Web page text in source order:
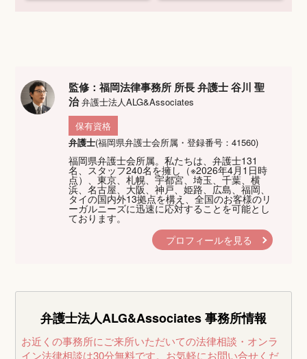
監修：福岡法律事務所 所長 弁護士 谷川 聖
治弁護士法人ALG&Associates
保有資格
弁護士(福岡県弁護士会所属・登録番号：41560)
福岡県弁護士会所属。私たちは、弁護士131
名、スタッフ240名を擁し（※2026年4月1日時
点）、東京、札幌、宇都宮、埼玉、千葉、横
浜、名古屋、大阪、神戸、姫路、広島、福岡、
タイの国内外13拠点を構え、全国のお客様のリ
ーガルニーズに迅速に応対することを可能とし
ております。
プロフィールを見る
弁護士法人ALG&Associates事務所情報
お近くの事務所にご来所いただいての法律相談・オンラ
イン法律相談は30分無料です。 お気軽にお問い合せくだ